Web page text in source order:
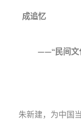
成追忆
——“民间文
朱新建，为中国